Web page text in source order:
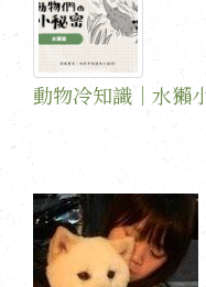
動物冷知識｜水獺